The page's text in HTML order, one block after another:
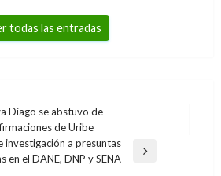
todas las entradas
Diago se abstuvo de
de Uribe
investigación a presuntas
en el DANE, DNP y SENA